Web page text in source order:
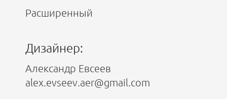
Расширенный
Дизайнер:
Александр Евсеев
alex.evseev.aer@gmail.com